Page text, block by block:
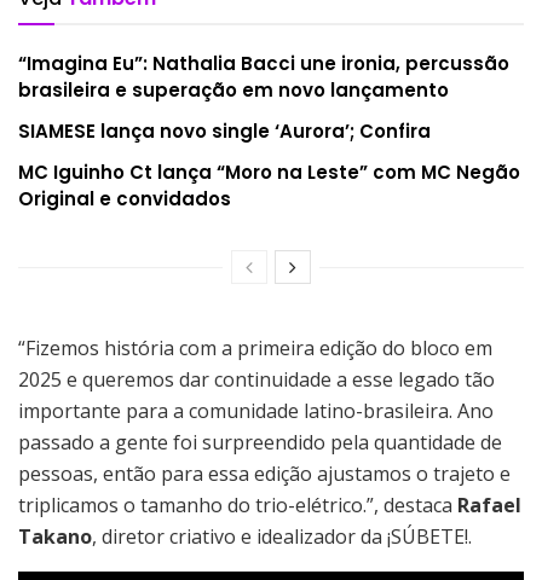
“Imagina Eu”: Nathalia Bacci une ironia, percussão
brasileira e superação em novo lançamento
SIAMESE lança novo single ‘Aurora’; Confira
MC Iguinho Ct lança “Moro na Leste” com MC Negão
Original e convidados
“Fizemos história com a primeira edição do bloco em
2025 e queremos dar continuidade a esse legado tão
importante para a comunidade latino-brasileira. Ano
passado a gente foi surpreendido pela quantidade de
pessoas, então para essa edição ajustamos o trajeto e
triplicamos o tamanho do trio-elétrico.”, destaca Rafael
Takano, diretor criativo e idealizador da ¡SÚBETE!.